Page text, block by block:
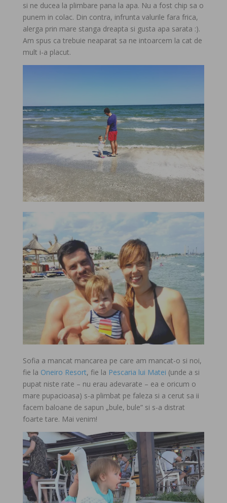
si ne ducea la plimbare pana la apa. Nu a fost chip sa o
punem in colac. Din contra, infrunta valurile fara frica,
alerga prin mare stanga dreapta si gusta apa sarata :).
Am spus ca trebuie neaparat sa ne intoarcem la cat de
mult i-a placut.
Sofia a mancat mancarea pe care am mancat-o si noi,
fie la Oneiro Resort, fie la Pescaria lui Matei (unde a si
pupat niste rate – nu erau adevarate – ea e oricum o
mare pupacioasa) s-a plimbat pe faleza si a cerut sa ii
facem baloane de sapun „bule, bule” si s-a distrat
foarte tare. Mai venim!